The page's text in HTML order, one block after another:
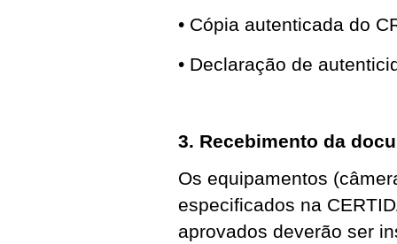
• Cópia autenticada do
• Declaração de
3. Recebimento da
Os equipamentos
especificados na
aprovados deverão ser